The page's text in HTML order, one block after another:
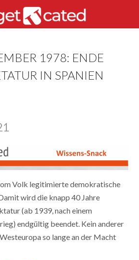
1978: ENDE
IN SPANIEN
Volk legitimierte demokratische
wird die knapp 40 Jahre
(ab 1939, nach einem
endgültig beendet. Kein anderer
so lange an der Macht